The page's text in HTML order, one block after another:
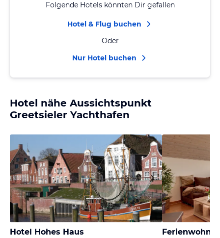
Folgende Hotels könnten Dir gefallen
Hotel & Flug buchen
Oder
Nur Hotel buchen
Hotel nähe Aussichtspunkt
Greetsieler Yachthafen
Hotel Hohes Haus